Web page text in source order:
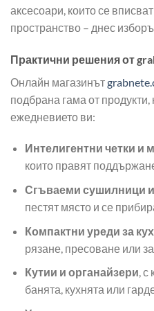
аксесоари, които се
пространство – днес
Практични решения от
Онлайн магазинът
подбрана гама от продукти,
ежедневието ви:
Интелигентни четки и
които правят
Сгъваеми сушилници и
пестят място и се
Компактни уреди за
рязане, пресоване или
Кутии и органайзери, с
банята, кухнята или